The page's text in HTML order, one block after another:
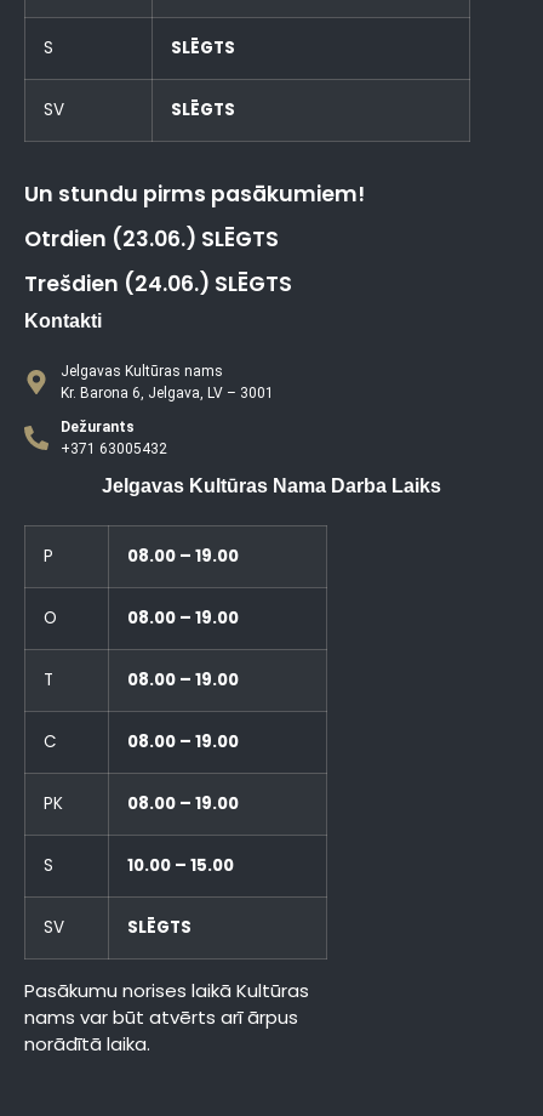
S SLĒGTS
SV SLĒGTS
Un stundu pirms pasākumiem!
Otrdien (23.06.) SLĒGTS
Trešdien (24.06.) SLĒGTS
Kontakti
Jelgavas Kultūras nams
Kr. Barona 6, Jelgava, LV – 3001
Dežurants
+371 63005432
Jelgavas Kultūras Nama Darba Laiks
P 08.00 – 19.00
O 08.00 – 19.00
T 08.00 – 19.00
C 08.00 – 19.00
PK 08.00 – 19.00
S 10.00 – 15.00
SV SLĒGTS
Pasākumu norises laikā Kultūras
nams var būt atvērts arī ārpus
norādītā laika.